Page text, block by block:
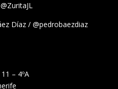
@ZuritaJL
Díaz / @pedrobaezdiaz
– 4ºA